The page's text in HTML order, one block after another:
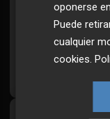
Todos los
oponerse
Puede
cualquier
cookies.